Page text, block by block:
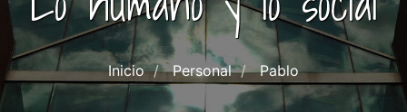
Inicio Personal Pablo